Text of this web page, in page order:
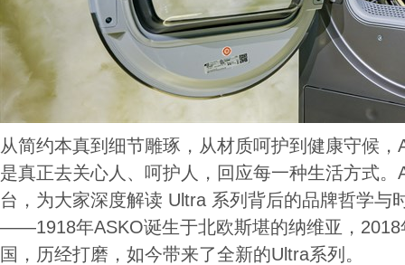
从简约本真到细节雕琢，从材质呵护到健康守候
是真正去关心人、呵护人，回应每一种生活方式
台，为大家深度解读 Ultra 系列背后的品牌哲学与
——1918年ASKO诞生于北欧斯堪的纳维亚，2018
国，历经打磨，如今带来了全新的Ultra系列。